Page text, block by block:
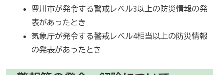
豊川市が発令する警戒レベル3以上の防災情報の発
表があったとき
気象庁が発令する警戒レベル4相当以上の防災情報
の発表があったとき